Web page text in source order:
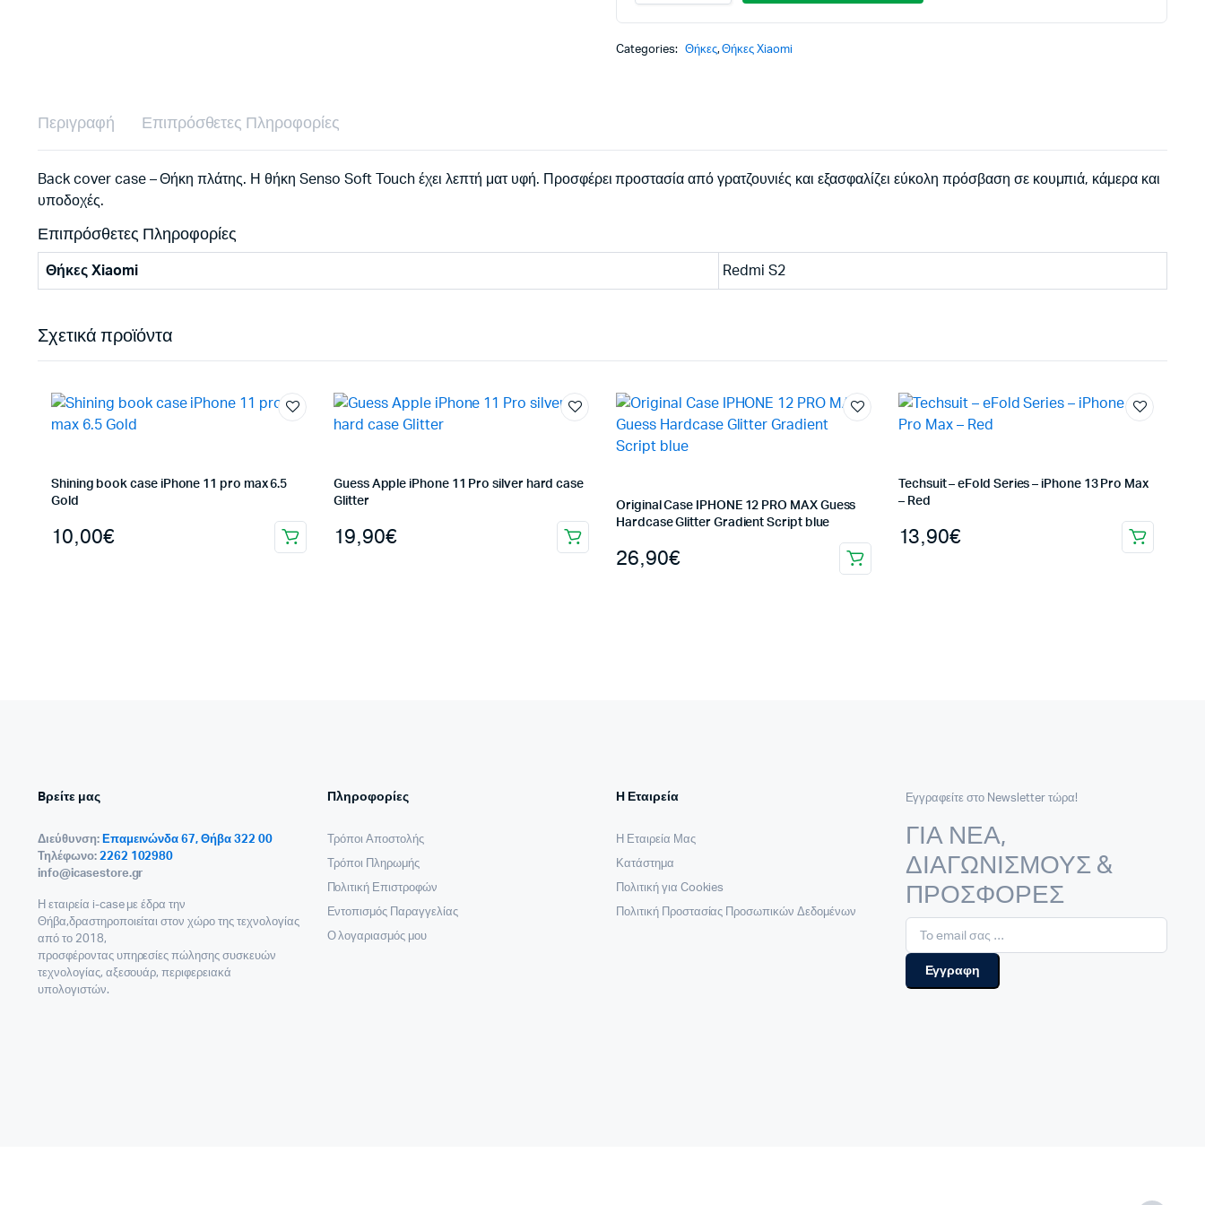
was:
10,90€.
τιμή
είναι:
TOUCH
XIAOMI
S2
Categories: Θήκες,Θήκες Xiaomi
Περιγραφή Επιπρόσθετες Πληροφορίες
Back cover case – Θήκη πλάτης. Η θήκη Senso Soft Touch έχει λεπτή ματ υφή. Προσφέρει προστασία από γρατζουνιές και εξασφαλίζει εύκολη πρόσβαση σε κουμπιά, κάμερα και
υποδοχές.
Επιπρόσθετες Πληροφορίες
Θήκες Xiaomi Redmi S2
Σχετικά προϊόντα
Shining book case iPhone 11 pro max 6.5
Gold
10,00€
Guess Apple iPhone 11 Pro silver hard case
Glitter
19,90€
Original Case IPHONE 12 PRO MAX Guess
Hardcase Glitter Gradient Script blue
26,90€
Techsuit – eFold Series – iPhone 13 Pro Max
– Red
13,90€
Bρείτε μας
Διεύθυνση: Επαμεινώνδα 67, Θήβα 322 00
Τηλέφωνο: 2262 102980
info@icasestore.gr
Η εταιρεία i-case με έδρα την
Θήβα,δραστηροποιείται στον χώρο της τεχνολογίας
από το 2018,
προσφέροντας υπηρεσίες πώλησης συσκευών
τεχνολογίας, αξεσουάρ, περιφερειακά
υπολογιστών.
Πληροφορίες
Τρόποι Αποστολής
Τρόποι Πληρωμής
Πολιτική Επιστροφών
Εντοπισμός Παραγγελίας
Ο λογαριασμός μου
Η Εταιρεία
Η Εταιρεία Μας
Κατάστημα
Πολιτική για Cookies
Πολιτική Προστασίας Προσωπικών Δεδομένων
Εγγραφείτε στο Newsletter τώρα!
ΓΙΑ ΝΕΑ,
ΔΙΑΓΩΝΙΣΜΟΥΣ &
ΠΡΟΣΦΟΡΕΣ